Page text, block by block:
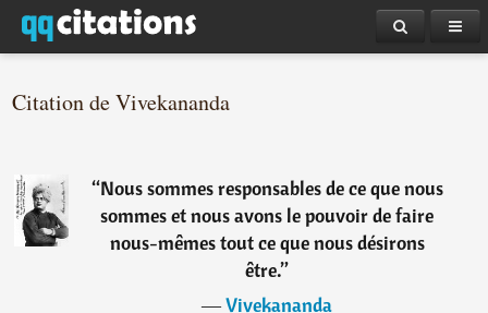
Citation de Vivekananda
“Nous sommes responsables de ce que nous
sommes et nous avons le pouvoir de faire
nous-mêmes tout ce que nous désirons
être.”
―Vivekananda